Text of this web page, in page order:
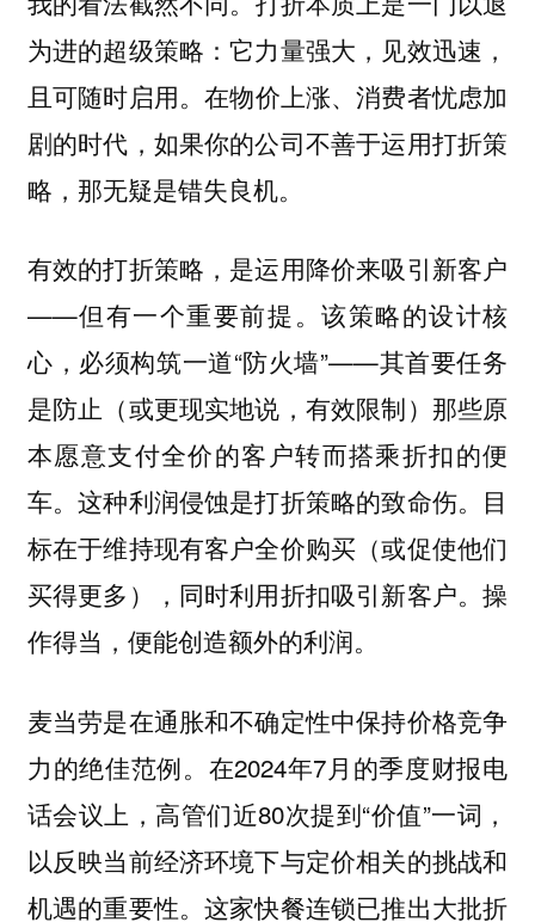
为进的超级策略：它力量强大，见效迅速，
且可随时启用。在物价上涨、消费者忧虑加
剧的时代，如果你的公司不善于运用打折策
略，那无疑是错失良机。
有效的打折策略，是运用降价来吸引新客户
——但有一个重要前提。该策略的设计核
心，必须构筑一道“防火墙”——其首要任务
是防止（或更现实地说，有效限制）那些原
本愿意支付全价的客户转而搭乘折扣的便
车。这种利润侵蚀是打折策略的致命伤。目
标在于维持现有客户全价购买（或促使他们
买得更多），同时利用折扣吸引新客户。操
作得当，便能创造额外的利润。
麦当劳是在通胀和不确定性中保持价格竞争
力的绝佳范例。在2024年7月的季度财报电
话会议上，高管们近80次提到“价值”一词，
以反映当前经济环境下与定价相关的挑战和
机遇的重要性。这家快餐连锁已推出大批折